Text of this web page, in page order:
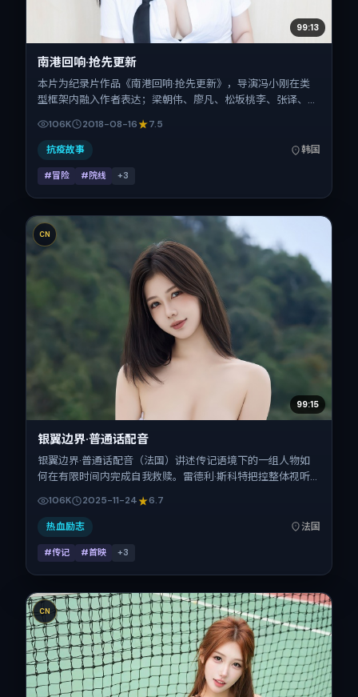
99:13
南港回响·抢先更新
本片为纪录片作品《南港回响·抢先更新》，导演冯小刚在类
型框架内融入作者表达；梁朝伟、廖凡、松坂桃李、张译、张
背景为韩国。上映时间 2018年8月16日（公映登记日 2018-
08-16），全片113分钟，节奏张弛有度。
106K 2018-08-16 7.5
抗疫故事 韩国
#冒险 #院线 +3
CN
99:15
银翼边界·普通话配音
银翼边界·普通话配音（法国）讲述传记语境下的一组人物如
何在有限时间内完成自我救赎。雷德利·斯科特把控整体视听
定于 2025-11-24 起陆续登陆院线与网络平台，贺岁档前后公
映，片长135分钟。
106K 2025-11-24 6.7
热血励志 法国
#传记 #首映 +3
CN